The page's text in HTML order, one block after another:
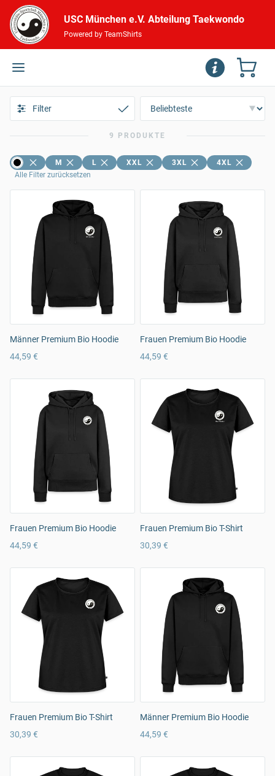
USC München e.V. Abteilung Taekwondo
Powered by TeamShirts
Filter
9 PRODUKTE
M L XXL 3XL
4XL
Alle Filter zurücksetzen
Männer Premium Bio Hoodie
44,59 €
Frauen Premium Bio Hoodie
44,59 €
Frauen Premium Bio Hoodie
44,59 €
Frauen Premium Bio T-Shirt
30,39 €
Frauen Premium Bio T-Shirt
30,39 €
Männer Premium Bio Hoodie
44,59 €